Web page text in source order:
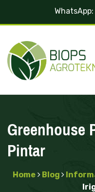
WhatsApp:
Greenhouse
Pintar
Home Blog